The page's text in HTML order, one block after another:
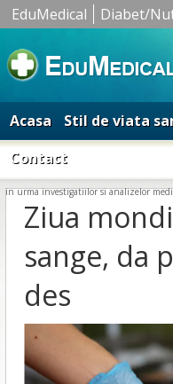
EduMedical Diabet/
Acasa Stil de viata
Contact
in urma investigatiilor si analizelor
Ziua
sange, da
des